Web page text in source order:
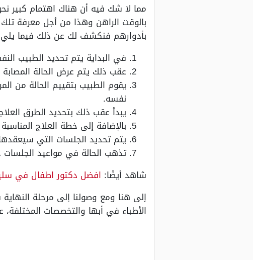
مما لا شك فيه أن هناك اهتمام كبير
بالوقت الراهن وهذا من أجل معرفة
بأدوارهم فنكشف لك عن ذلك فيما
في البداية يتم تحديد الطبيب
عقب ذلك يتم عرض الحالة
يقوم الطبيب بتقييم الحالة من
نفسه.
يبدأ عقب ذلك بتحديد الطرق
بالإضافة إلى خطة العلاج
يتم تحديد الجلسات التي
تذهب الحالة في مواعيد
شاهد أيضًا: افضل دكتور اطفال في
إلى هنا ومع وصولنا إلى مرحلة
الأطباء في أبها والتخصصات